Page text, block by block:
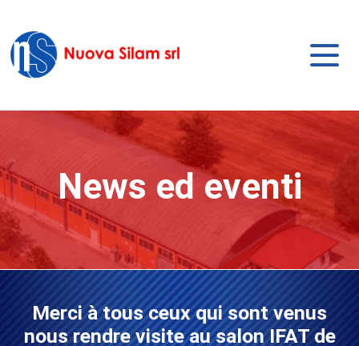
News ed eventi
Merci à tous ceux qui sont venus
nous rendre visite au salon IFAT de